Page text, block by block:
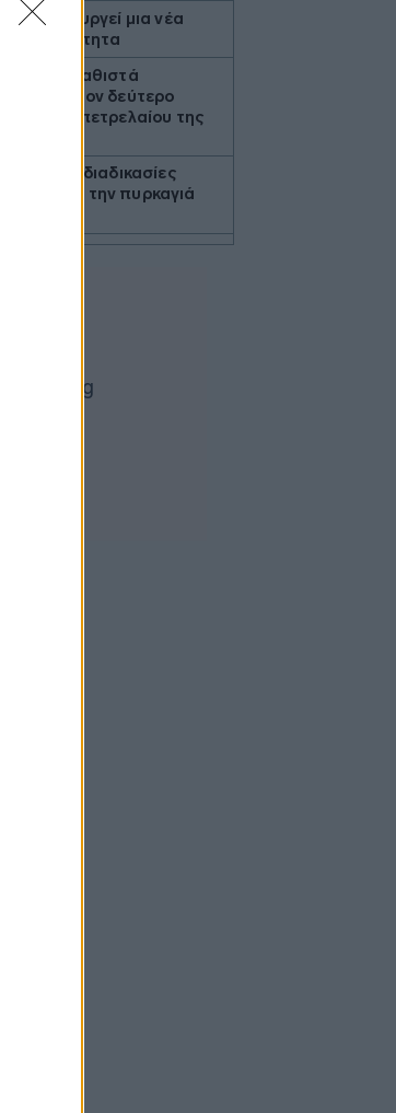
δημιουργεί μια νέα
της καθιστά
τον δεύτερο
πετρελαίου της
οι διαδικασίες
μετά την πυρκαγιά
της Επιτροπής Εκτίμησης
τους ισχυρούς ανέμους
θερμοκρασίες
για τις αυξήσεις
στον ορίζοντα: Πού
Ελλάδα στη μεγάλη
μετάβαση
AI Financial που
στην Prime Delta
σ που προβλέπει την
κυρώσεων στη
Αμπελάρδο ντε λα
πρόεδρος της
Ο «χάρτης» των
έως 14 Αυγούστου
Η εθνική υποδομή
ότι υπάρχει
στην Υεμένη
χαμηλό δεκαετίας
αποψίλωση του
του Αμαζονίου
πρώην στελέχους του
που έλαβε χάρη από